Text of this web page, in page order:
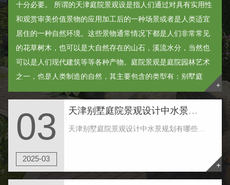
十分必要。 所谓的天津庭院景观设是指人们通过对具有实用性
和观赏审美价值景物的应用加工后的一种场景或者是人类适宜
居住的一种自然环境。这些景物通常情况下都是人们非常常见
的花草树木，也可以是大自然存在的山石，溪流水分，当然也
可以是人们现代建筑等等各种产物。庭院景观是庭院园林艺术
之一，也是人类制造的自然，其主要包含的类型有：别墅庭
院、入户花园和空中花园等等。 ......
+
03
2025-03
天津别墅庭院景观设计中水景规划有哪些规定
天津别墅庭院景观设计中水景规划有哪些规定 1.天津别墅庭院景观设计中水景赖以生存相互依赖的器皿，有二种关键的差别：一是当然情况下的水质，如大自然的湖水、水塘、溪水等，其护坡、底边均是纯天然产生。二是人力情况下的水质，如喷池、游泳馆等，其侧......
+